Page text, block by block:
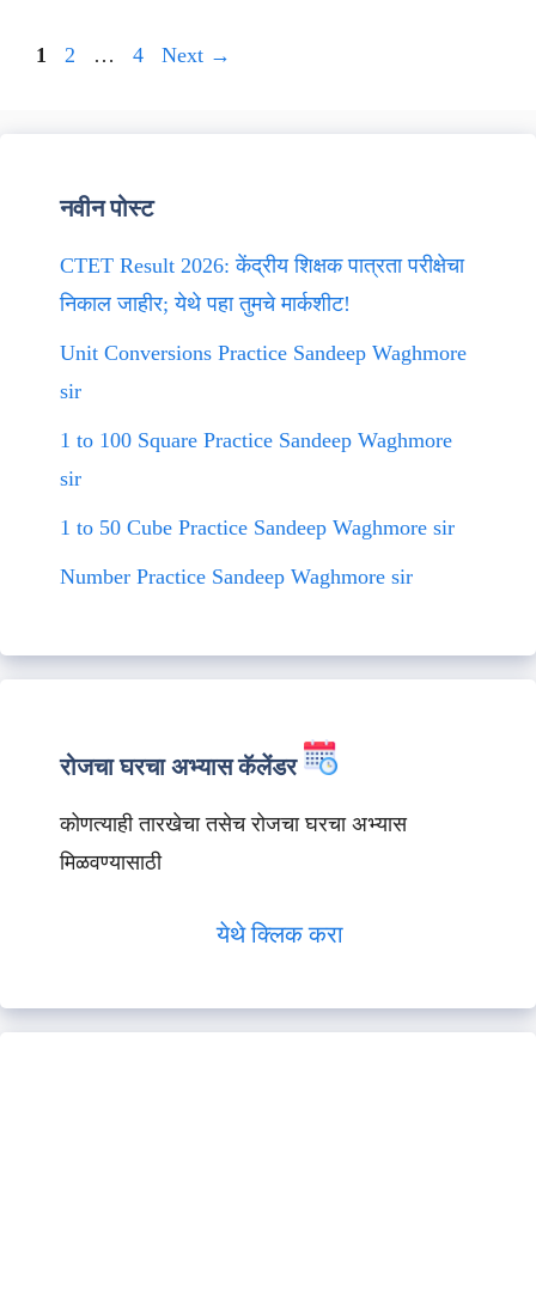
Page
1 Page
2 … Page
4 Next →
नवीन पोस्ट
CTET Result 2026: केंद्रीय शिक्षक पात्रता परीक्षेचा
निकाल जाहीर; येथे पहा तुमचे मार्कशीट!
Unit Conversions Practice Sandeep Waghmore
sir
1 to 100 Square Practice Sandeep Waghmore
sir
1 to 50 Cube Practice Sandeep Waghmore sir
Number Practice Sandeep Waghmore sir
रोजचा घरचा अभ्यास कॅलेंडर
कोणत्याही तारखेचा तसेच रोजचा घरचा अभ्यास
मिळवण्यासाठी
येथे क्लिक करा